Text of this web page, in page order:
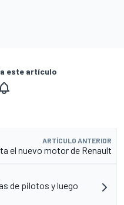
este artículo
ARTÍCULO ANTERIOR
el nuevo motor de Renault
de pilotos y luego